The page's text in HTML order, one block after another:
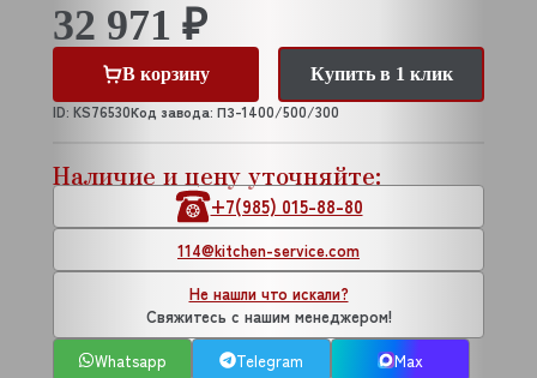
32 971 ₽
В корзину
Купить в 1 клик
ID: KS76530Код завода: ПЗ-1400/500/300
Наличие и цену уточняйте:
+7(985) 015-88-80
114@kitchen-service.com
Не нашли что искали?
Свяжитесь с нашим менеджером!
Whatsapp
Telegram Max